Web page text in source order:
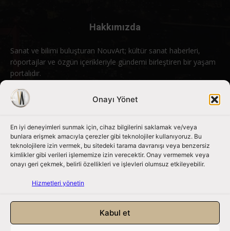
Onayı Yönet
En iyi deneyimleri sunmak için, cihaz bilgilerini saklamak ve/veya
bunlara erişmek amacıyla çerezler gibi teknolojiler kullanıyoruz. Bu
teknolojilere izin vermek, bu sitedeki tarama davranışı veya benzersiz
kimlikler gibi verileri işlememize izin verecektir. Onay vermemek veya
onayı geri çekmek, belirli özellikleri ve işlevleri olumsuz etkileyebilir.
Hizmetleri yönetin
Kabul et
Hakkımızda
Sanat ve bilimi buluşturan NouvArt; kültür sanat haberleri,
röportajlar ve özgün içerikleriyle gündemi birleştiren bir yaşam
portalıdır.
Bizimle iletişime geçin: info@nouvart.net
Bizi Takip Edin